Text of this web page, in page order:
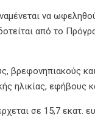
να
από το
βρεφονηπιακούς
ηλικίας, εφήβους
σε 15,7 εκατ.